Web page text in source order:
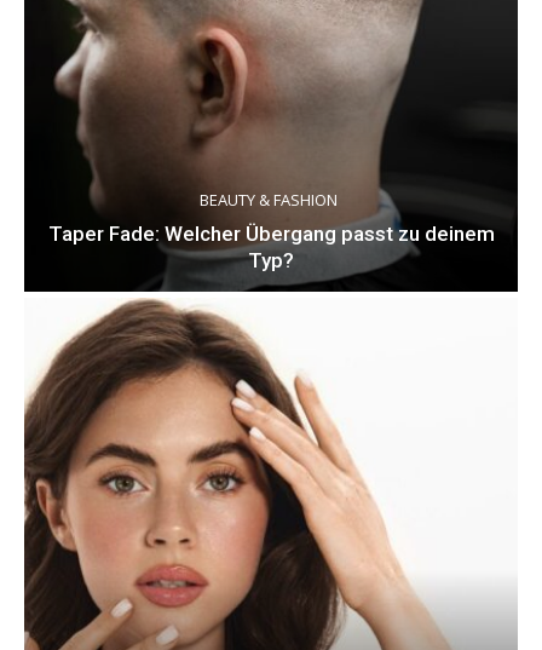
BEAUTY & FASHION
Taper Fade: Welcher Übergang passt zu deinem
Typ?